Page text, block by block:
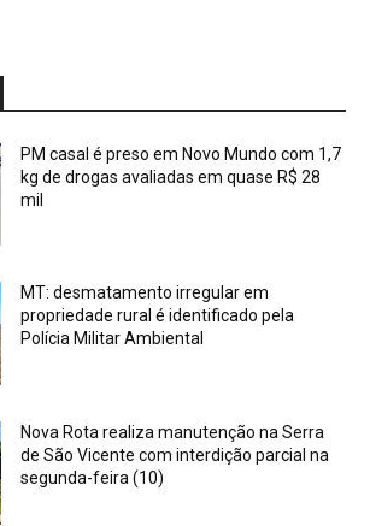
PM casal é preso em Novo Mundo com 1,7
kg de drogas avaliadas em quase R$ 28
mil
MT: desmatamento irregular em
propriedade rural é identificado pela
Polícia Militar Ambiental
Nova Rota realiza manutenção na Serra
de São Vicente com interdição parcial na
segunda-feira (10)